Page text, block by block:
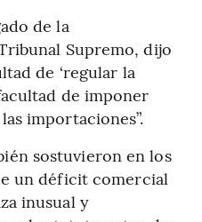
de la
Supremo, dijo
de ‘regular la
de imponer
importaciones”.
sostuvieron en los
un déficit comercial
inusual y